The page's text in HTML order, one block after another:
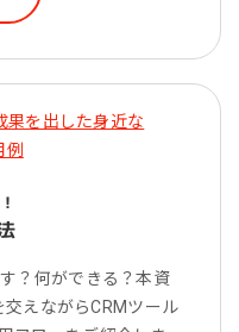
？何ができる？本資
えながらCRMツール